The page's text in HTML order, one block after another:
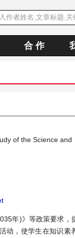
合 作
of the Science and
年)》等政策要求，
动，使学生在知识素